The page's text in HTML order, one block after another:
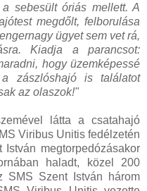
sebesült óriás mellett. A
megdőlt, felborulása
ügyet sem vet rá,
Kiadja a parancsot:
hogy üzemképessé
zászlóshajó is találatot
az olaszok!"
látta a csatahajó
Viribus Unitis fedélzetén
megtorpedózásakor
haladt, közel 200
SMS Szent István három